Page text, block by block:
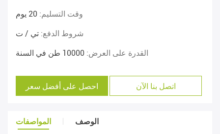
وقت التسليم: 20 يوم
شروط الدفع: تي / ت
القدرة على العرض: 10000 طن في السنة
احصل على أفضل سعر اتصل بنا الآن
المواصفات الوصف